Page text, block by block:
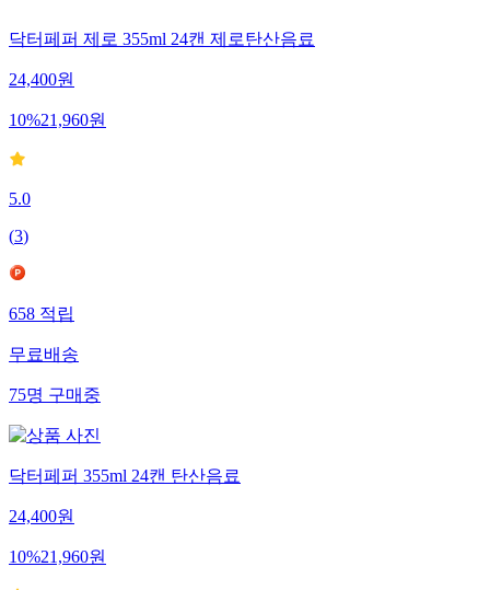
닥터페퍼 제로 355ml 24캔 제로탄산음료
24,400원
10%21,960원
5.0
(3)
658적립
무료배송
75명구매중
닥터페퍼 355ml 24캔 탄산음료
24,400원
10%21,960원